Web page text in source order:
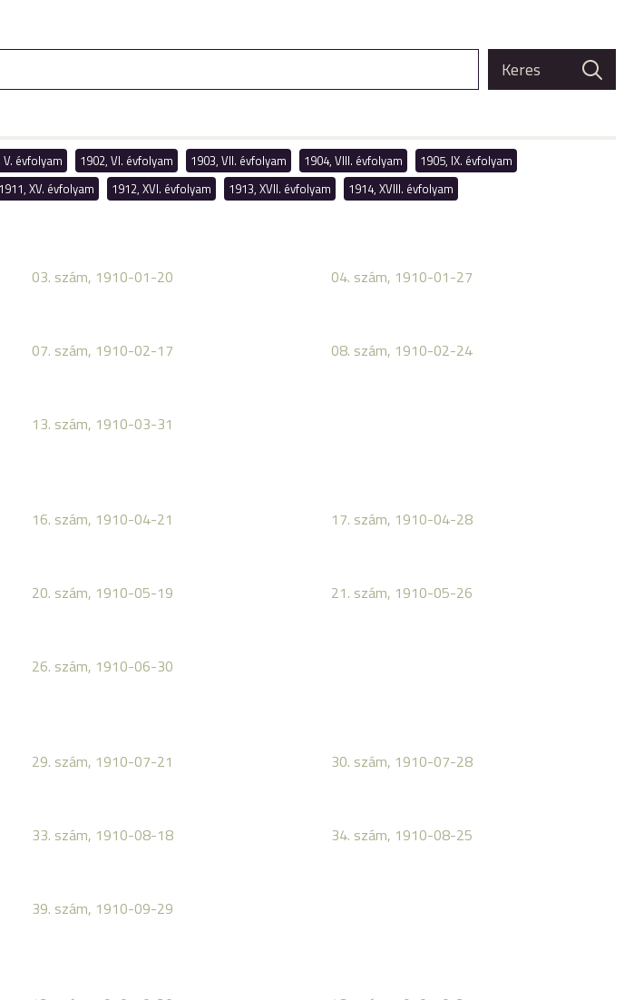
V. évfolyam 1902, VI. évfolyam 1903, VII. évfolyam 1904, VIII. évfolyam
1905, IX. évfolyam
1911, XV. évfolyam 1912, XVI. évfolyam 1913, XVII. évfolyam 1914, XVIII. évfolyam
03. szám, 1910-01-20 04. szám, 1910-01-27
07. szám, 1910-02-17 08. szám, 1910-02-24
13. szám, 1910-03-31
16. szám, 1910-04-21 17. szám, 1910-04-28
20. szám, 1910-05-19 21. szám, 1910-05-26
26. szám, 1910-06-30
29. szám, 1910-07-21 30. szám, 1910-07-28
33. szám, 1910-08-18 34. szám, 1910-08-25
39. szám, 1910-09-29